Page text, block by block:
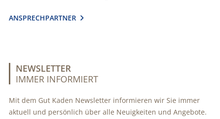
ANSPRECHPARTNER 
NEWSLETTER
IMMER INFORMIERT
Mit dem Gut Kaden Newsletter informieren wir Sie immer
aktuell und persönlich über alle Neuigkeiten und Angebote.